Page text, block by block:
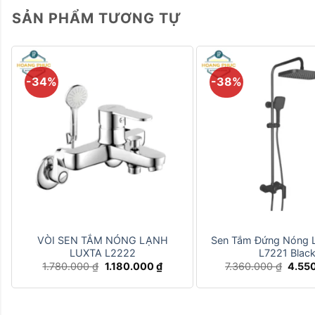
SẢN PHẨM TƯƠNG TỰ
-34%
VÒI SEN TẮM NÓNG LẠNH
LUXTA L2222
1.780.000₫ Giá
là:
1.180.000₫Giá
hiện
tại
-38%
Sen Tắm Đứng Nóng
L7221 Black
7.360.000₫ Giá
là: